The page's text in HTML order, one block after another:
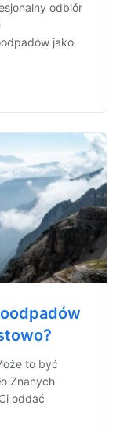
odbiór
jako
to być
Znanych
oddać